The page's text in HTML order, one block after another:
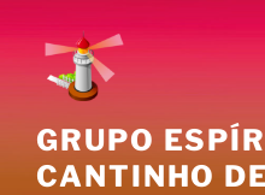
conteúdo
GRUPO
CANTINHO